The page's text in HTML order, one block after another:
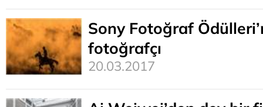
Sony Fotoğraf
fotoğrafçı
20.03.2017